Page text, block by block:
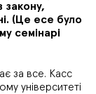
закону,
(Це есе було
семінарі
за все. Касс
університеті